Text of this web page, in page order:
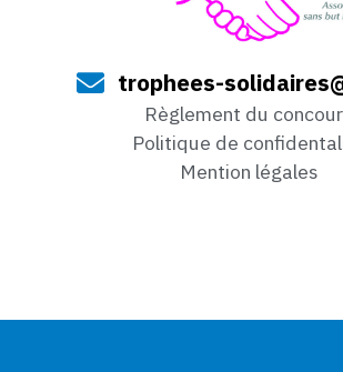
trophees-
Règlement du
Politique de
Mention légales